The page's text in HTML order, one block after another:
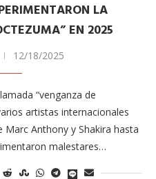
LA
EN 2025
12/18/2025
“venganza de
artistas internacionales
Anthony y Shakira hasta
malestares…